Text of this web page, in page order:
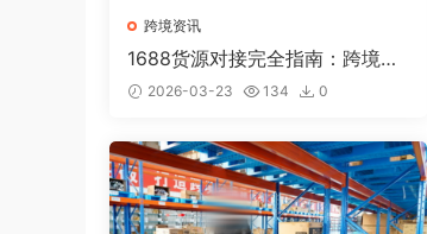
跨境资讯
1688货源对接完全指南：跨境卖
家如何找到优质供应商？
2026-03-23 134 0